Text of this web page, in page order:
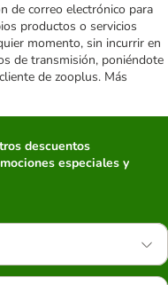
de correo electrónico para
productos o servicios
momento, sin incurrir en
de transmisión, poniéndote
de zooplus. Más
descuentos
especiales y